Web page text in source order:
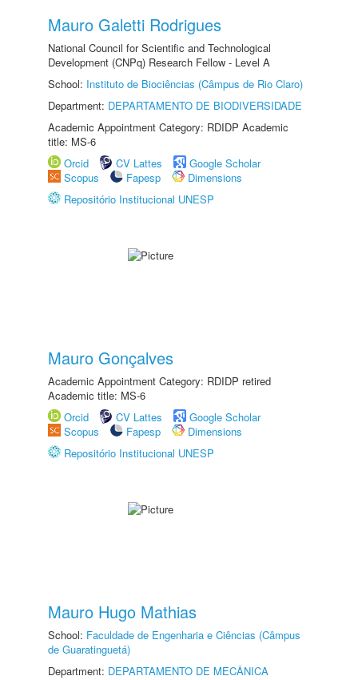
Mauro Galetti Rodrigues
National Council for Scientific and Technological
Development (CNPq) Research Fellow - Level A
School: Instituto de Biociências (Câmpus de Rio Claro)
Department: DEPARTAMENTO DE BIODIVERSIDADE
Academic Appointment Category: RDIDP Academic
title: MS-6
Orcid
CV Lattes
Google Scholar
Scopus
Fapesp
Dimensions
Repositório Institucional UNESP
Mauro Gonçalves
Academic Appointment Category: RDIDP retired
Academic title: MS-6
Orcid
CV Lattes
Google Scholar
Scopus
Fapesp
Dimensions
Repositório Institucional UNESP
Mauro Hugo Mathias
School: Faculdade de Engenharia e Ciências (Câmpus
de Guaratinguetá)
Department: DEPARTAMENTO DE MECÂNICA